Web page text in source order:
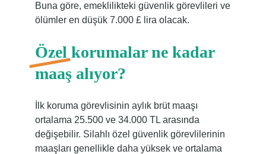
Buna göre, emeklilikteki güvenlik görevlileri ve
ölümler en düşük 7.000 £ lira olacak.
Özel korumalar ne kadar
maaş alıyor?
İlk koruma görevlisinin aylık brüt maaşı
ortalama 25.500 ve 34.000 TL arasında
değişebilir. Silahlı özel güvenlik görevlilerinin
maaşları genellikle daha yüksek ve ortalama